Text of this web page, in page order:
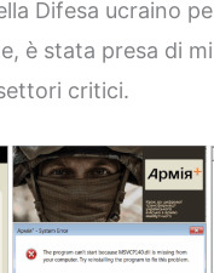
Difesa ucraino
è stata presa di
critici.